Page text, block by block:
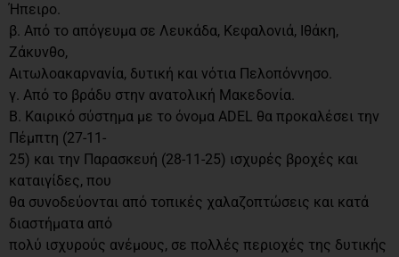
Ήπειρο.
β. Από το απόγευμα σε Λευκάδα, Κεφαλονιά, Ιθάκη,
Ζάκυνθο,
Αιτωλοακαρνανία, δυτική και νότια Πελοπόννησο.
γ. Από το βράδυ στην ανατολική Μακεδονία.
Β. Καιρικό σύστημα με το όνομα ADEL θα προκαλέσει την
Πέμπτη (27-11-
25) και την Παρασκευή (28-11-25) ισχυρές βροχές και
καταιγίδες, που
θα συνοδεύονται από τοπικές χαλαζοπτώσεις και κατά
διαστήματα από
πολύ ισχυρούς ανέμους, σε πολλές περιοχές της δυτικής